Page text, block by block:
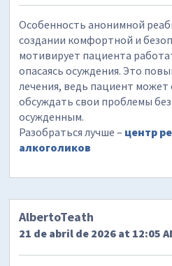
Особенность анонимной
создании комфортной и
мотивирует пациента
опасаясь осуждения. Это
лечения, ведь пациент может
обсуждать свои проблемы
осужденным.
Разобраться лучше – центр
алкоголиков
AlbertoTeath
21 de abril de 2026 at 12:05